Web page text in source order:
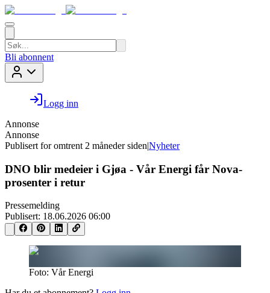
Bli abonnent
Logg inn
Annonse
Annonse
Publisert for omtrent 2 måneder siden|Nyheter
DNO blir medeier i Gjøa - Vår Energi får Nova-
prosenter i retur
Pressemelding
Publisert: 18.06.2026 06:00
Foto: Vår Energi